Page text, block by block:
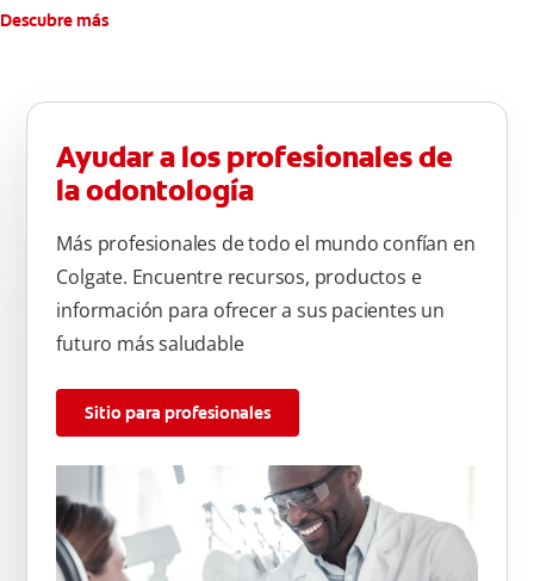
Descubre más
Ayudar a los profesionales de
la odontología
Más profesionales de todo el mundo confían en
Colgate. Encuentre recursos, productos e
información para ofrecer a sus pacientes un
futuro más saludable
Sitio para profesionales